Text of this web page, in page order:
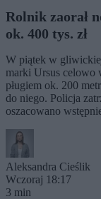
Rolnik zaorał
ok. 400 tys. zł
W piątek w
marki Ursus celowo
pługiem ok. 200
do niego. Policja
oszacowano
Aleksandra Cieślik
Wczoraj 18:17
3 min